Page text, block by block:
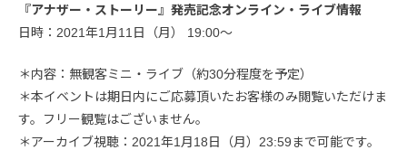
『アナザー・ストーリー』発売記念オンライン・ライブ情報
日時：2021年1月11日（月） 19:00～
＊内容：無観客ミニ・ライブ（約30分程度を予定）
＊本イベントは期日内にご応募頂いたお客様のみ閲覧いただけま
す。フリー観覧はございません。
＊アーカイブ視聴：2021年1月18日（月）23:59まで可能です。